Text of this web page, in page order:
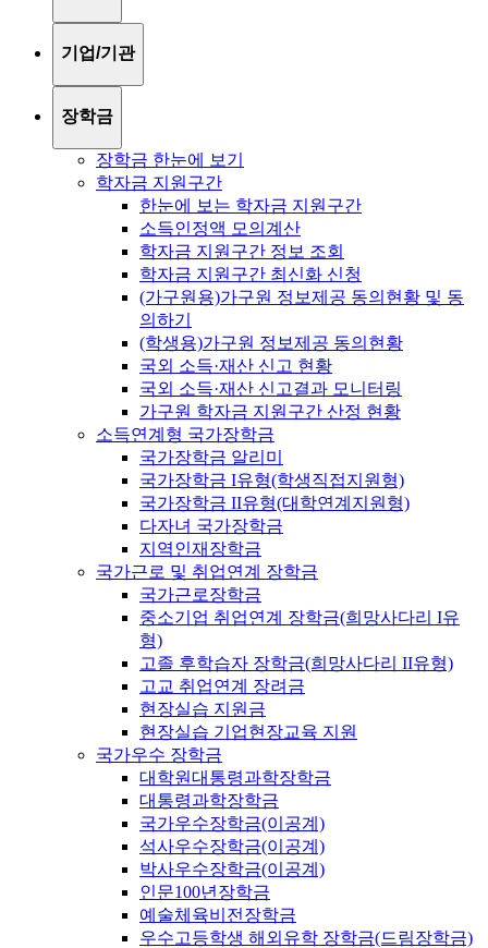
기업/기관
장학금
장학금 한눈에 보기
학자금 지원구간
한눈에 보는 학자금 지원구간
소득인정액 모의계산
학자금 지원구간 정보 조회
학자금 지원구간 최신화 신청
(가구원용)가구원 정보제공 동의현황 및 동
의하기
(학생용)가구원 정보제공 동의현황
국외 소득·재산 신고 현황
국외 소득·재산 신고결과 모니터링
가구원 학자금 지원구간 산정 현황
소득연계형 국가장학금
국가장학금 알리미
국가장학금 I유형(학생직접지원형)
국가장학금 II유형(대학연계지원형)
다자녀 국가장학금
지역인재장학금
국가근로 및 취업연계 장학금
국가근로장학금
중소기업 취업연계 장학금(희망사다리 I유
형)
고졸 후학습자 장학금(희망사다리 II유형)
고교 취업연계 장려금
현장실습 지원금
현장실습 기업현장교육 지원
국가우수 장학금
대학원대통령과학장학금
대통령과학장학금
국가우수장학금(이공계)
석사우수장학금(이공계)
박사우수장학금(이공계)
인문100년장학금
예술체육비전장학금
우수고등학생 해외유학 장학금(드림장학금)